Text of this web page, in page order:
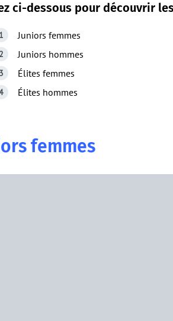
ci-dessous pour découvrir
Juniors femmes
Juniors hommes
Élites femmes
Élites hommes
femmes